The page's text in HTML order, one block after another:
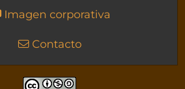
Imagen corporativa
Contacto